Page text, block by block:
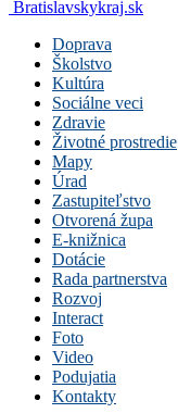
Bratislavskykraj.sk
Doprava
Školstvo
Kultúra
Sociálne veci
Zdravie
Životné prostredie
Mapy
Úrad
Zastupiteľstvo
Otvorená župa
E-knižnica
Dotácie
Rada partnerstva
Rozvoj
Interact
Foto
Video
Podujatia
Kontakty